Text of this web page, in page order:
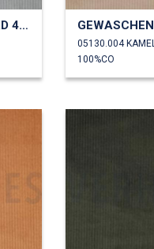
GEWASCHEN CORD 4.5W
05130.004 KAMEL
100%CO